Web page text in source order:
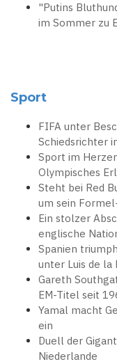
"Putins
im Sommer zu
Sport
FIFA unter
Schiedsrichter
Sport im
Olympisches
Steht bei Red
um sein
Ein stolzer
englische
Spanien
unter Luis de la
Gareth
EM-Titel seit
Yamal macht
ein
Duell der
Niederlande